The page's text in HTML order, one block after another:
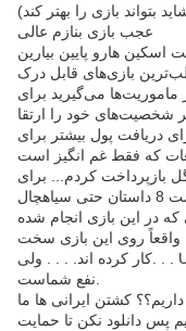
بتواند بازی را بهتر کند)
عجب بازی بنازم عالی
اسکین هارو پایین بیارین
بازی‌های قابل درک
ماموریت‌ها می‌گیرید برای
شخصیت‌های خود را ارتقا
دریافت پول بیشتر برای
که فقط غم انگیز است
گوگل بازپرداخت کردم... برای
من 3 روز بازی به آنها دادم و توانستم به قسمت 8 داستان حتی سیاهچال
در این بازی انجام شده
واقعاً روی این بازی سخت
کار کرده اند. . . . ولی. . . UNITY در چیزی به نفع شماست و چیزی به
کشتن ایرانی ها ما
پس دانلود نکن تا حمایت